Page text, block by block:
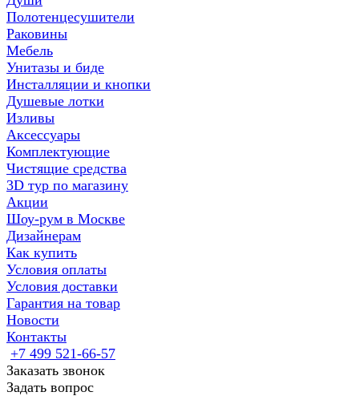
Полотенцесушители
Раковины
Мебель
Унитазы и биде
Инсталляции и кнопки
Душевые лотки
Изливы
Аксессуары
Комплектующие
Чистящие средства
3D тур по магазину
Акции
Шоу-рум в Москве
Дизайнерам
Как купить
Условия оплаты
Условия доставки
Гарантия на товар
Новости
Контакты
+7 499 521-66-57
Заказать звонок
Задать вопрос